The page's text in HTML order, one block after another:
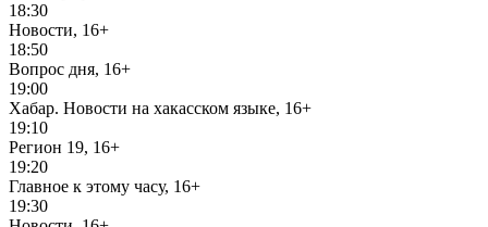
18:30
Новости, 16+
18:50
Вопрос дня, 16+
19:00
Хабар. Новости на хакасском языке, 16+
19:10
Регион 19, 16+
19:20
Главное к этому часу, 16+
19:30